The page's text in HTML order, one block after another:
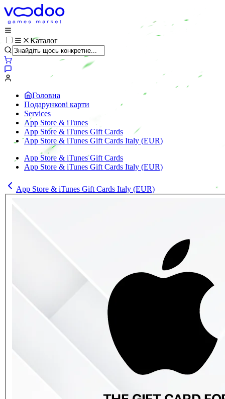
Каталог
Головна
Подарункові карти
Services
App Store & iTunes
App Store & iTunes Gift Cards
App Store & iTunes Gift Cards Italy (EUR)
App Store & iTunes Gift Cards
App Store & iTunes Gift Cards Italy (EUR)
App Store & iTunes Gift Cards Italy (EUR)